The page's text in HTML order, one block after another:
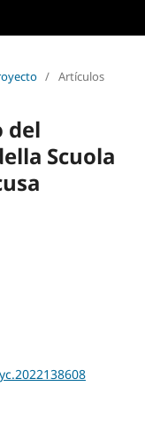
/ Artículos
del
Scuola